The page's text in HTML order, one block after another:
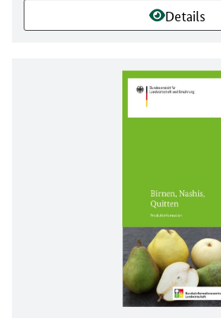
Details